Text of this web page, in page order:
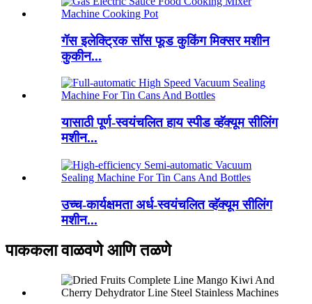
गॅस इलेक्ट्रिक सॉस फूड कुकिंग मिक्सर मशीन
कुकीन...
यासाठी पूर्ण-स्वयंचलित हाय स्पीड व्हॅक्यूम सीलिंग
मशीन...
उच्च-कार्यक्षमता अर्ध-स्वयंचलित व्हॅक्यूम सीलिंग
मशीन...
पाककला वाळवणे आणि तळणे